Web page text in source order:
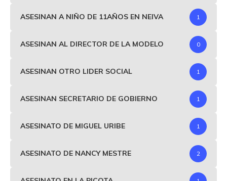
ASESINAN A NIÑO DE 11AÑOS EN NEIVA 1
ASESINAN AL DIRECTOR DE LA MODELO 0
ASESINAN OTRO LIDER SOCIAL 1
ASESINAN SECRETARIO DE GOBIERNO 1
ASESINATO DE MIGUEL URIBE 1
ASESINATO DE NANCY MESTRE 2